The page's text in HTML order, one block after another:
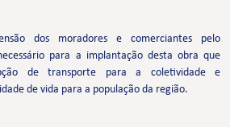
dos moradores e comerciantes pelo
para a implantação desta obra que
de transporte para a coletividade e
de vida para a população da região.